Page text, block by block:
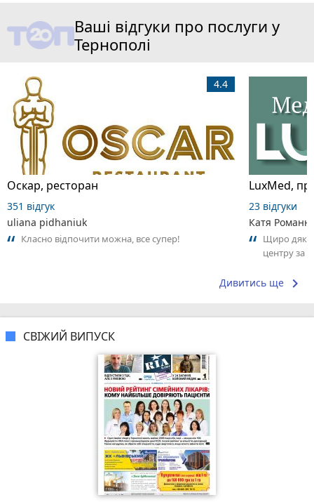
Ваші відгуки про послуги у
Тернополі
Оскар, ресторан
4.4
351 відгук
uliana pidhaniuk
Класно відпочити можна, все супер!
LuxMed,
23 відгуки
Катя
Щиро
центру за
Дивитись ще keyboard_arrow_right
СВІЖИЙ ВИПУСК